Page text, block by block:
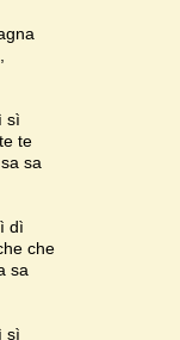
sì
te
sa
dì
che
sa
sì